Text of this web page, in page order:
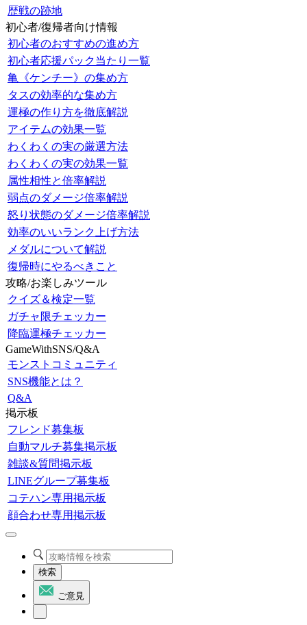
歴戦の跡地
初心者/復帰者向け情報
初心者のおすすめの進め方
初心者応援パック当たり一覧
亀《ケンチー》の集め方
タスの効率的な集め方
運極の作り方を徹底解説
アイテムの効果一覧
わくわくの実の厳選方法
わくわくの実の効果一覧
属性相性と倍率解説
弱点のダメージ倍率解説
怒り状態のダメージ倍率解説
効率のいいランク上げ方法
メダルについて解説
復帰時にやるべきこと
攻略/お楽しみツール
クイズ＆検定一覧
ガチャ限チェッカー
降臨運極チェッカー
GameWithSNS/Q&A
モンストコミュニティ
SNS機能とは？
Q&A
掲示板
フレンド募集板
自動マルチ募集掲示板
雑談&質問掲示板
LINEグループ募集板
コテハン専用掲示板
顔合わせ専用掲示板
検索
ご意見